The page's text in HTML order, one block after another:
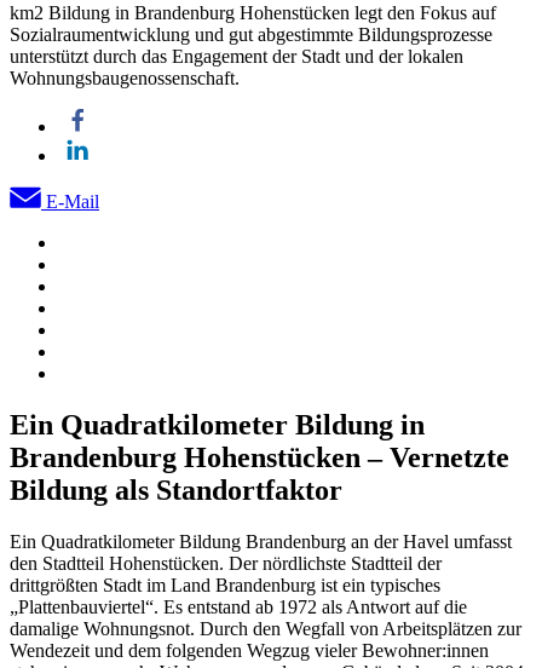
km2 Bildung in Brandenburg Hohenstücken legt den Fokus auf
Sozialraumentwicklung und gut abgestimmte Bildungsprozesse
unterstützt durch das Engagement der Stadt und der lokalen
Wohnungsbaugenossenschaft.
E-Mail
Ein Quadratkilometer Bildung in
Brandenburg Hohenstücken – Vernetzte
Bildung als Standortfaktor
Ein Quadratkilometer Bildung Brandenburg an der Havel umfasst
den Stadtteil Hohenstücken. Der nördlichste Stadtteil der
drittgrößten Stadt im Land Brandenburg ist ein typisches
„Plattenbauviertel“. Es entstand ab 1972 als Antwort auf die
damalige Wohnungsnot. Durch den Wegfall von Arbeitsplätzen zur
Wendezeit und dem folgenden Wegzug vieler Bewohner:innen